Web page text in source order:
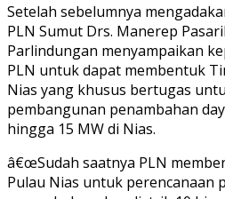
Setelah sebelumnya
PLN Sumut Drs. Manerep
Parlindungan menyampaikan
PLN untuk dapat membentuk
Nias yang khusus bertugas
pembangunan penambahan
hingga 15 MW di Nias.
â€œSudah saatnya PLN
Pulau Nias untuk perencanaan